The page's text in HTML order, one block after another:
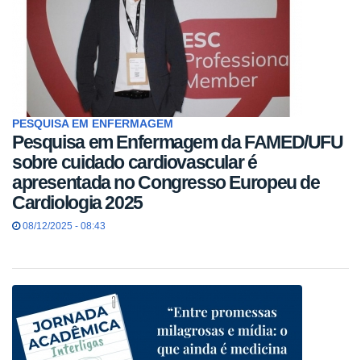
PESQUISA EM ENFERMAGEM
Pesquisa em Enfermagem da FAMED/UFU
sobre cuidado cardiovascular é
apresentada no Congresso Europeu de
Cardiologia 2025
08/12/2025 - 08:43